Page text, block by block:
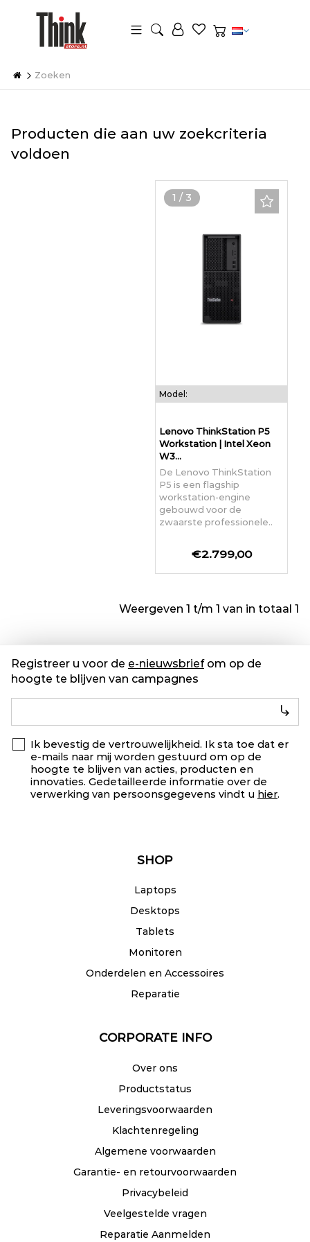
Zoeken
Producten die aan uw zoekcriteria
voldoen
1 / 3
Model:
Lenovo ThinkStation P5
Workstation | Intel Xeon
W3...
De Lenovo ThinkStation
P5 is een flagship
workstation-engine
gebouwd voor de
zwaarste professionele..
€2.799,00
Weergeven 1 t/m 1 van in totaal 1
Registreer u voor de e-nieuwsbriefom op de
hoogte te blijven van campagnes
Ik bevestig de vertrouwelijkheid. Ik sta toe dat er
e-mails naar mij worden gestuurd om op de
hoogte te blijven van acties, producten en
innovaties. Gedetailleerde informatie over de
verwerking van persoonsgegevens vindt u hier.
SHOP
Laptops
Desktops
Tablets
Monitoren
Onderdelen en Accessoires
Reparatie
CORPORATE INFO
Over ons
Productstatus
Leveringsvoorwaarden
Klachtenregeling
Algemene voorwaarden
Garantie- en retourvoorwaarden
Privacybeleid
Veelgestelde vragen
Reparatie Aanmelden